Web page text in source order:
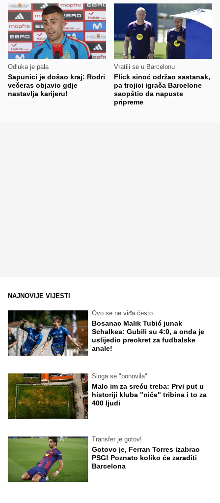
Odluka je pala
Sapunici je došao kraj: Rodri
večeras objavio gdje
nastavlja karijeru!
Vratili se u Barcelonu
Flick sinoć održao sastanak,
pa trojici igrača Barcelone
saopštio da napuste
pripreme
NAJNOVIJE VIJESTI
Ovo se ne viđa često
Bosanac Malik Tubić junak
Schalkea: Gubili su 4:0, a onda je
uslijedio preokret za fudbalske
anale!
Sloga se "ponovila"
Malo im za sreću treba: Prvi put u
historiji kluba "niče" tribina i to za
400 ljudi
Transfer je gotov!
Gotovo je, Ferran Torres izabrao
PSG! Poznato koliko će zaraditi
Barcelona